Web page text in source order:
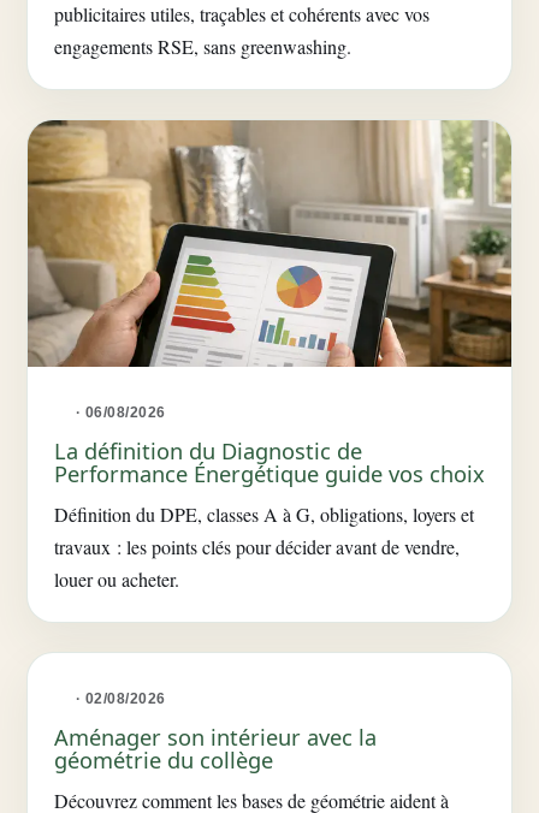
publicitaires utiles, traçables et cohérents avec vos
engagements RSE, sans greenwashing.
· 06/08/2026
La définition du Diagnostic de
Performance Énergétique guide vos choix
Définition du DPE, classes A à G, obligations, loyers et
travaux : les points clés pour décider avant de vendre,
louer ou acheter.
· 02/08/2026
Aménager son intérieur avec la
géométrie du collège
Découvrez comment les bases de géométrie aident à